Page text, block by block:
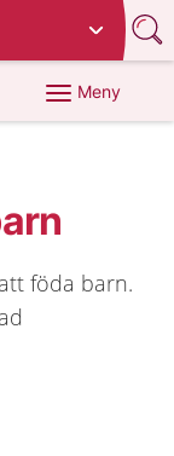
Meny
föda barn.